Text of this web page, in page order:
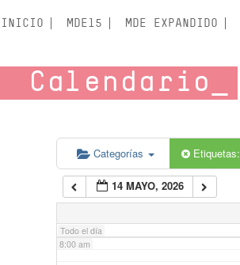
INICIO MDE15 MDE EXPANDIDO
Calendario
Categorías Etiquetas:
14 MAYO, 2026
Todo el día
5:00 am
6:00 am
7:00 am
8:00 am